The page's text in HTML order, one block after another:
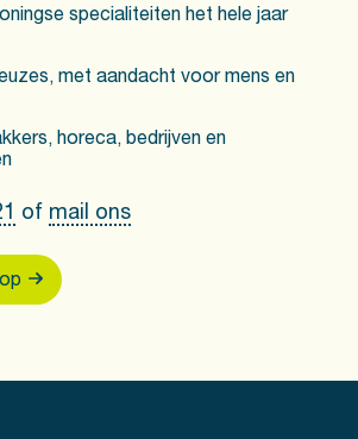
specialiteiten het hele jaar
met aandacht voor mens en
horeca, bedrijven en
of mail ons